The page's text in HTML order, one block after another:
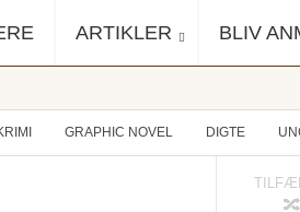
ARTIKLER BLIV
GRAPHIC NOVEL DIGTE